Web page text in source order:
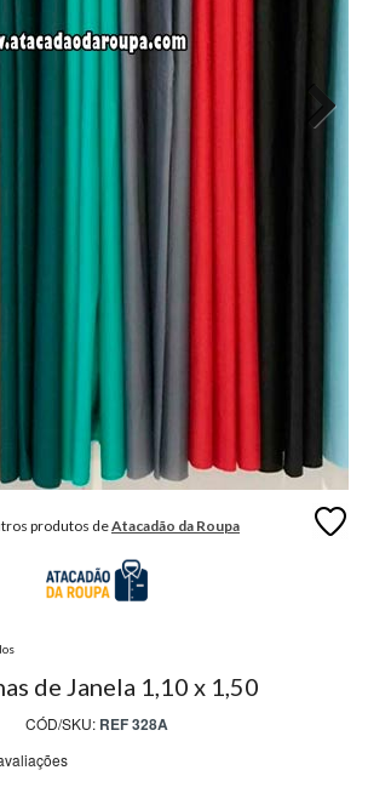
produtos deAtacadão da Roupa
de Janela 1,10 x 1,50
CÓD/SKU: REF 328A